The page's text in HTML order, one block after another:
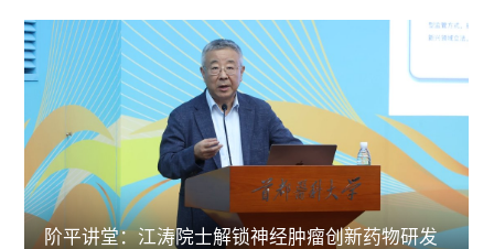
阶平讲堂：江涛院士解锁神经肿瘤创新药物研发